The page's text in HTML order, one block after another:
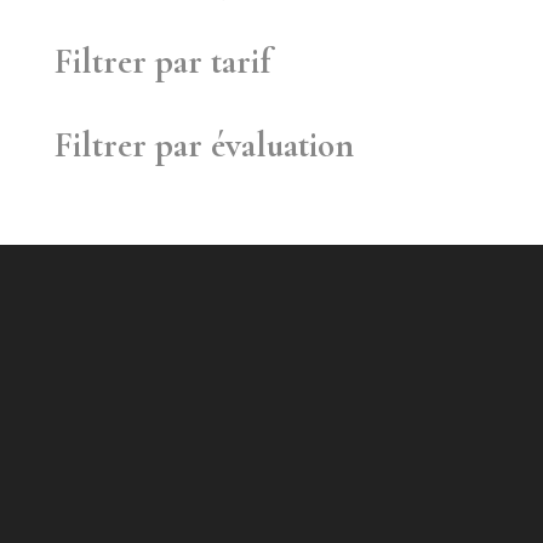
Filtrer par tarif
Filtrer par évaluation